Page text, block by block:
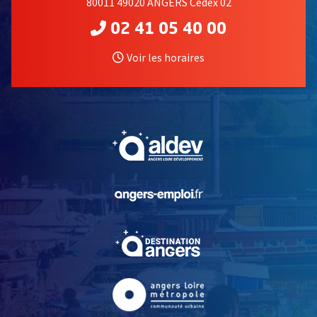
02 41 05 40 00
Voir les horaires
, Ouvre une nouvelle
, Ouvre une nouvelle